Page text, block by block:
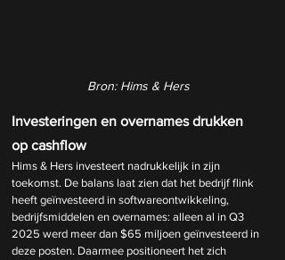
Bron: Hims & Hers
Investeringen en overnames drukken
op cashflow
Hims & Hers investeert nadrukkelijk in zijn
toekomst. De balans laat zien dat het bedrijf flink
heeft geïnvesteerd in softwareontwikkeling,
bedrijfsmiddelen en overnames: alleen al in Q3
2025 werd meer dan $65 miljoen geïnvesteerd in
deze posten. Daarmee positioneert het zich